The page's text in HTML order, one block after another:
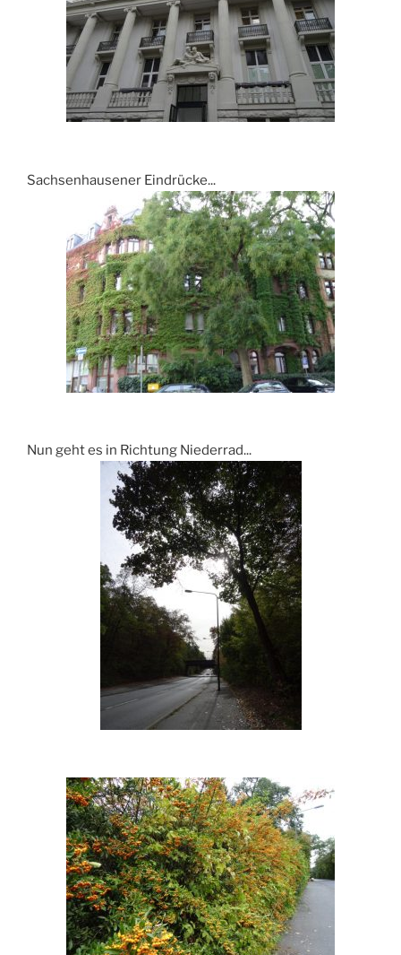
Sachsenhausener Eindrücke...
Nun geht es in Richtung Niederrad...